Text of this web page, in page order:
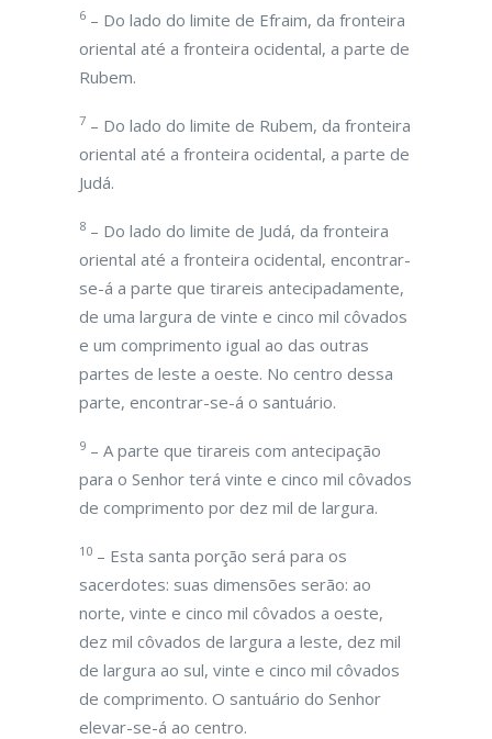
6 – Do lado do limite de Efraim, da fronteira
oriental até a fronteira ocidental, a parte de
Rubem.
7 – Do lado do limite de Rubem, da fronteira
oriental até a fronteira ocidental, a parte de
Judá.
8 – Do lado do limite de Judá, da fronteira
oriental até a fronteira ocidental, encontrar-
se-á a parte que tirareis antecipadamente,
de uma largura de vinte e cinco mil côvados
e um comprimento igual ao das outras
partes de leste a oeste. No centro dessa
parte, encontrar-se-á o santuário.
9 – A parte que tirareis com antecipação
para o Senhor terá vinte e cinco mil côvados
de comprimento por dez mil de largura.
10 – Esta santa porção será para os
sacerdotes: suas dimensões serão: ao
norte, vinte e cinco mil côvados a oeste,
dez mil côvados de largura a leste, dez mil
de largura ao sul, vinte e cinco mil côvados
de comprimento. O santuário do Senhor
elevar-se-á ao centro.